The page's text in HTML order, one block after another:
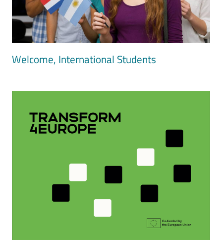
Welcome, International Students